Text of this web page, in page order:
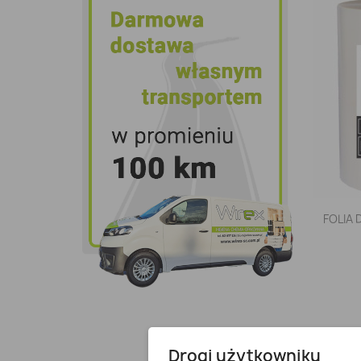
FOLIA
Drogi użytkowniku